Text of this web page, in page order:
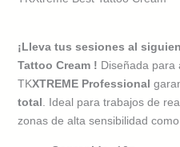
¡Lleva tus sesiones al
Tattoo Cream ! Diseñada para
TKXTREME Professional
total . Ideal para trabajos de
zonas de alta sensibilidad